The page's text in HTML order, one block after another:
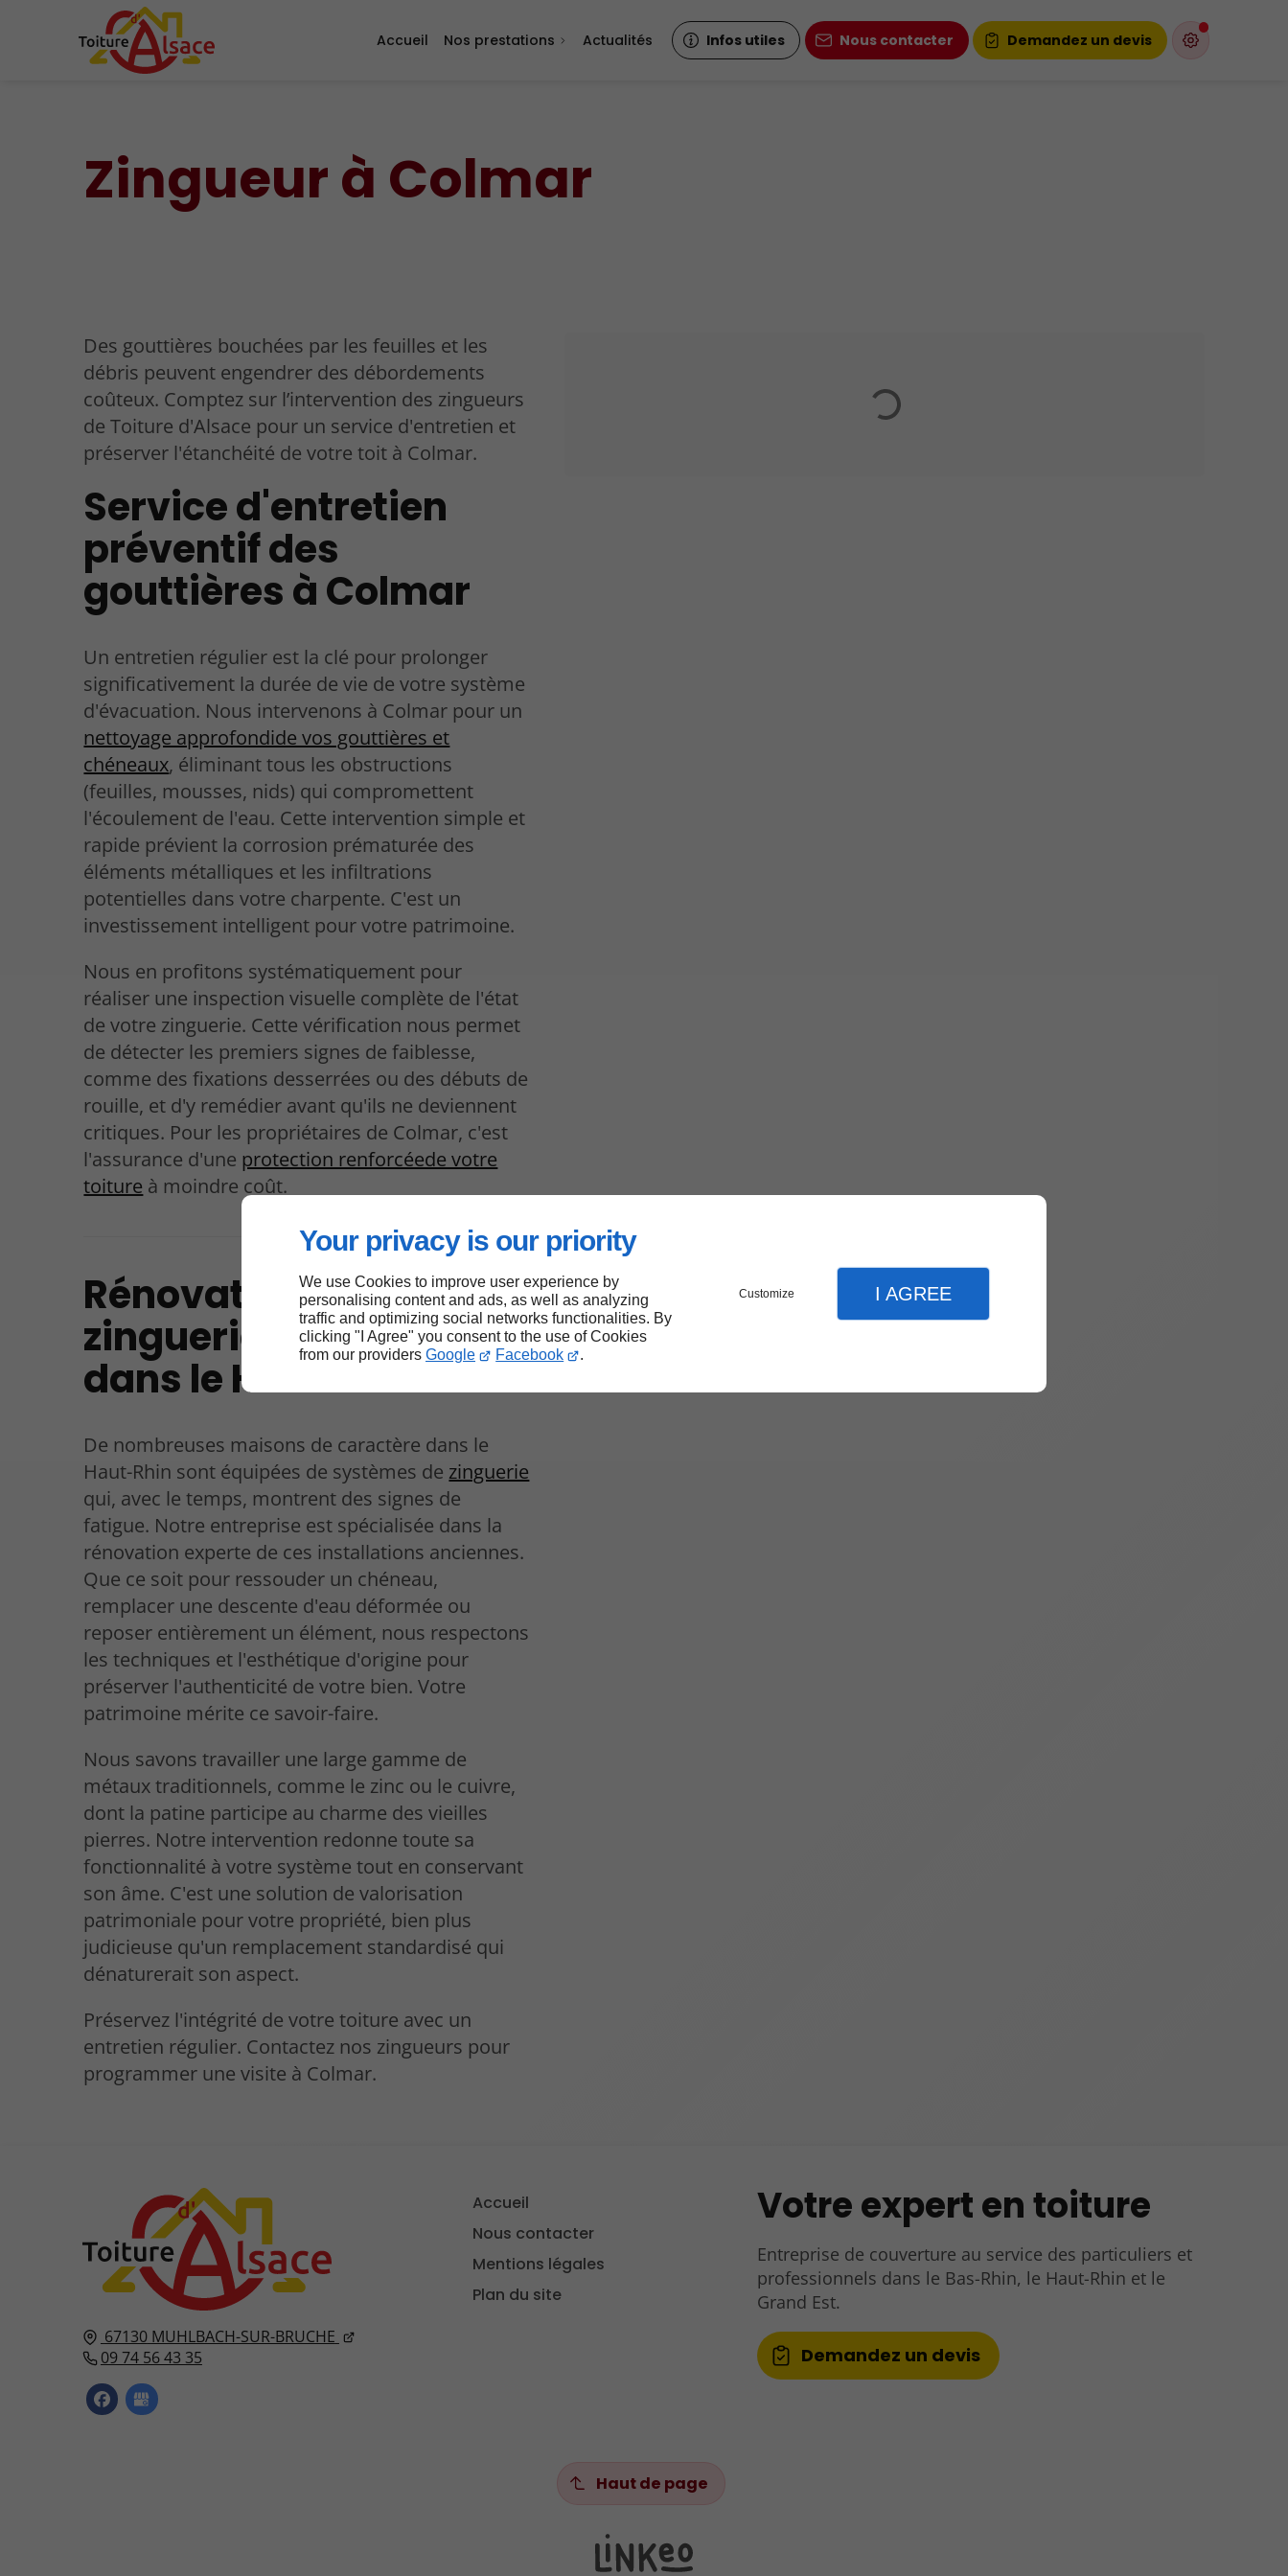
Your privacy is our priority
We use Cookies to improve user experience by
personalising content and ads, as well as analyzing
traffic and optimizing social networks functionalities. By
clicking "I Agree" you consent to the use of Cookies
from our providers Google Facebook .
Customize I AGREE
Accueil Nos prestations Actualités Infos utiles Nous contacter Demandez un devis
Zingueur à Colmar
Des gouttières bouchées par les feuilles et les
débris peuvent engendrer des débordements
coûteux. Comptez sur l’intervention des zingueurs
de Toiture d'Alsace pour un service d'entretien et
préserver l'étanchéité de votre toit à Colmar.
Service d'entretien
préventif des
gouttières à Colmar
Un entretien régulier est la clé pour prolonger
significativement la durée de vie de votre système
d'évacuation. Nous intervenons à Colmar pour un
nettoyage approfondide vos gouttières et
chéneaux, éliminant tous les obstructions
(feuilles, mousses, nids) qui compromettent
l'écoulement de l'eau. Cette intervention simple et
rapide prévient la corrosion prématurée des
éléments métalliques et les infiltrations
potentielles dans votre charpente. C'est un
investissement intelligent pour votre patrimoine.
Nous en profitons systématiquement pour
réaliser une inspection visuelle complète de l'état
de votre zinguerie. Cette vérification nous permet
de détecter les premiers signes de faiblesse,
comme des fixations desserrées ou des débuts de
rouille, et d'y remédier avant qu'ils ne deviennent
critiques. Pour les propriétaires de Colmar, c'est
l'assurance d'une protection renforcéede votre
toiture à moindre coût.
Rénovation de votre
zinguerie ancienne
dans le Haut-Rhin
De nombreuses maisons de caractère dans le
Haut-Rhin sont équipées de systèmes de zinguerie
qui, avec le temps, montrent des signes de
fatigue. Notre entreprise est spécialisée dans la
rénovation experte de ces installations anciennes.
Que ce soit pour ressouder un chéneau,
remplacer une descente d'eau déformée ou
reposer entièrement un élément, nous respectons
les techniques et l'esthétique d'origine pour
préserver l'authenticité de votre bien. Votre
patrimoine mérite ce savoir-faire.
Nous savons travailler une large gamme de
métaux traditionnels, comme le zinc ou le cuivre,
dont la patine participe au charme des vieilles
pierres. Notre intervention redonne toute sa
fonctionnalité à votre système tout en conservant
son âme. C'est une solution de valorisation
patrimoniale pour votre propriété, bien plus
judicieuse qu'un remplacement standardisé qui
dénaturerait son aspect.
Préservez l'intégrité de votre toiture avec un
entretien régulier. Contactez nos zingueurs pour
programmer une visite à Colmar.
67130 MUHLBACH-SUR-BRUCHE
09 74 56 43 35
Accueil
Nous contacter
Mentions légales
Plan du site
Votre expert en toiture
Entreprise de couverture au service des particuliers et
professionnels dans le Bas-Rhin, le Haut-Rhin et le
Grand Est.
Demandez un devis
Haut de page